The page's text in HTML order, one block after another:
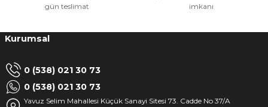
gün teslimat
imkanı
Kurumsal
0 (538) 021 30 73
0 (538) 021 30 73
Yavuz Selim Mahallesi Küçük Sanayi Sitesi 73. Cadde No 37/A